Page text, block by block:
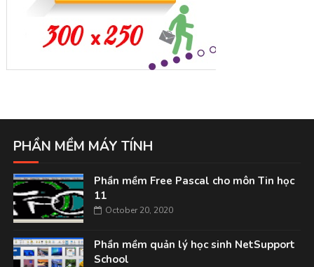
PHẦN MỀM MÁY TÍNH
Phần mềm Free Pascal cho môn Tin học
11
October 20, 2020
Phần mềm quản lý học sinh NetSupport
School